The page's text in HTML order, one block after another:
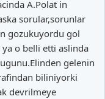
A.Polat in
sorular,sorunlar
gozukuyordu gol
o belli etti aslinda
gelenin
biliniyorki
devrilmeye